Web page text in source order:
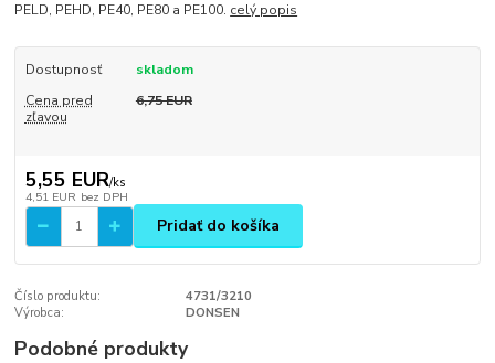
PELD, PEHD, PE40, PE80 a PE100. celý popis
Dostupnosť
skladom
Cena pred
zľavou
6,75 EUR
5,55 EUR/ks
4,51 EUR bez DPH
Pridať do košíka
Číslo produktu:
4731/3210
Výrobca:
DONSEN
Podobné produkty